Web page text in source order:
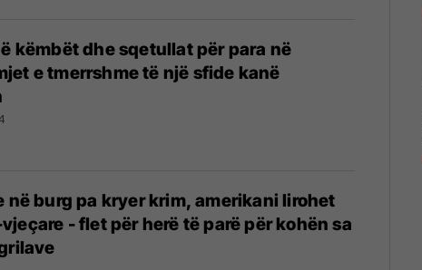
këmbët dhe sqetullat për para në
e tmerrshme të një sfide kanë
në burg pa kryer krim, amerikani lirohet
- flet për herë të parë për kohën sa